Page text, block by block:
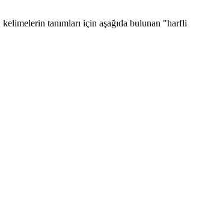
tanımları için aşağıda bulunan "harfli